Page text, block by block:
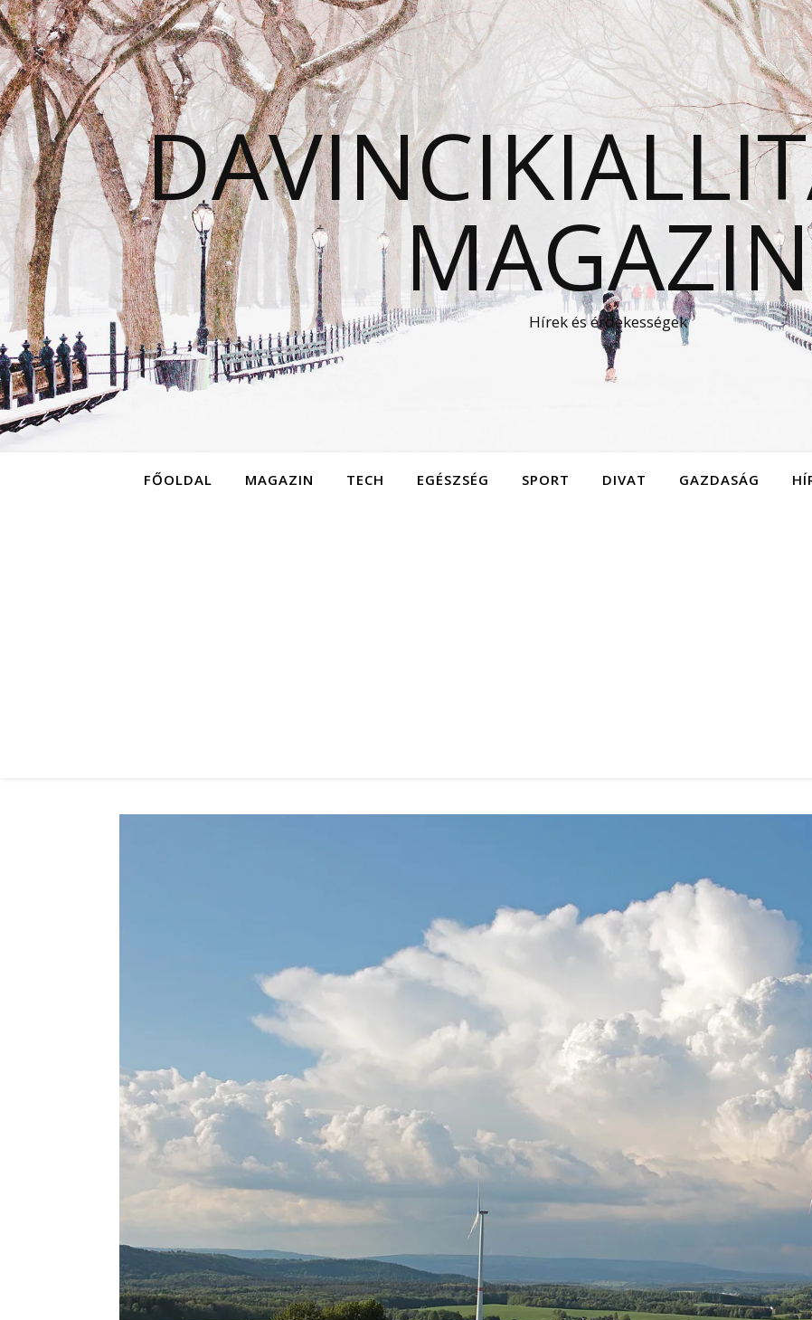
MAGAZIN
Hírek és érdekességek
FŐOLDAL MAGAZIN TECH EGÉSZSÉG SPORT DIVAT GAZDASÁG